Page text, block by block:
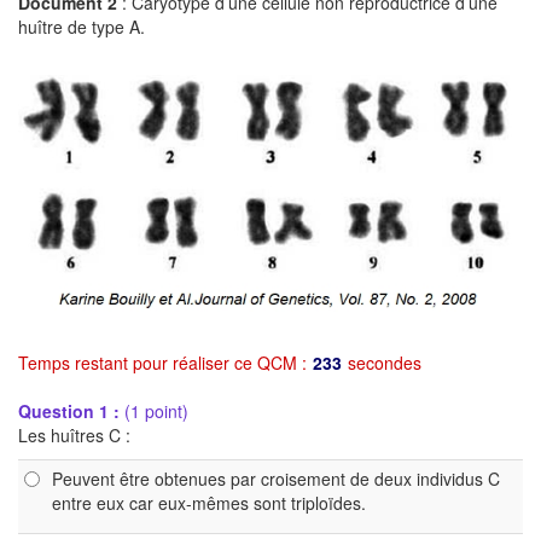
huître de type A.
Temps restant pour réaliser ce QCM : 233 secondes
Question 1 : (1 point)
Les huîtres C :
Peuvent être obtenues par croisement de deux individus C
entre eux car eux-mêmes sont triploïdes.